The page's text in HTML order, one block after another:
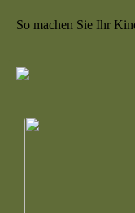
So machen Sie Ihr